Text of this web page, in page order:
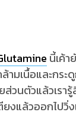
นี้เค้
มเนื้อและกระ
วนตัวแล้วเรา
งแล้วออกไป